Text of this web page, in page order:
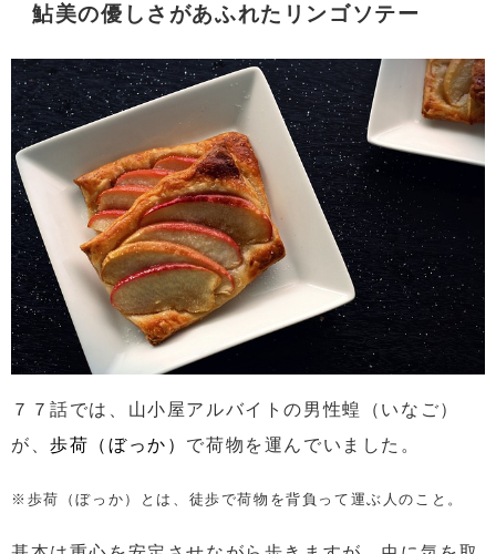
鮎美の優しさがあふれたリンゴソテー
７７話では、山小屋アルバイトの男性蝗（いなご）
が、歩荷（ぼっか） で荷物を運んでいました。
※歩荷（ぼっか）とは、徒歩で荷物を背負って運ぶ人のこと。